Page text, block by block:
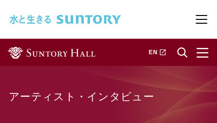
メ
EN 新しいタブで開きます
アーティスト・インタビュー